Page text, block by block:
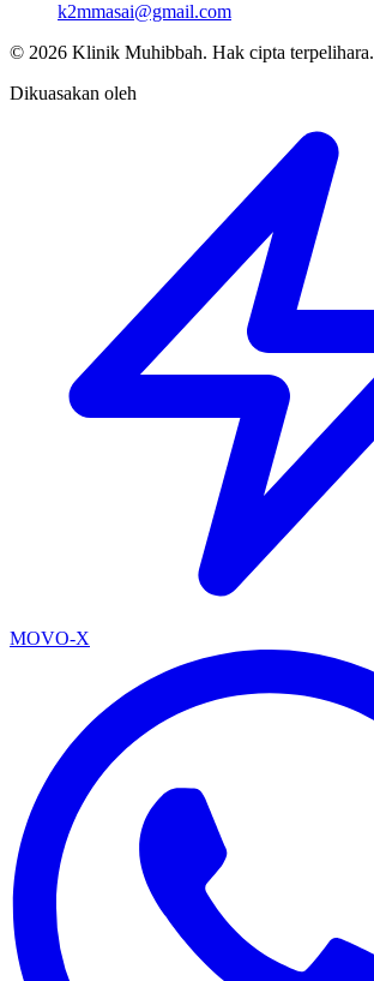
k2mmasai@gmail.com
© 2026 Klinik Muhibbah. Hak cipta terpelihara.
Dikuasakan oleh
MOVO-X